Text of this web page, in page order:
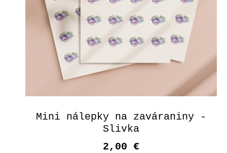
Mini nálepky na zaváraniny -
Slivka
2,00 €